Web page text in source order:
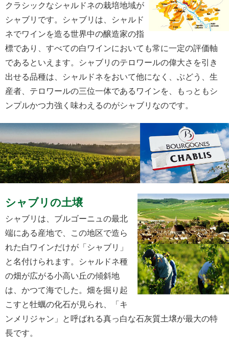
クラシックなシャルドネの栽培地域が
シャブリです。シャブリは、シャルド
ネでワインを造る世界中の醸造家の指
標であり、すべての白ワインにおいても常に一定の評価軸
であるといえます。シャブリのテロワールの偉大さを引き
出せる品種は、シャルドネをおいて他になく、ぶどう、生
産者、テロワールの三位一体であるワインを、もっともシ
ンプルかつ力強く味わえるのがシャブリなのです。
シャブリの土壌
シャブリは、ブルゴーニュの最北
端にある産地で、この地区で造ら
れた白ワインだけが「シャブリ」
と名付けられます。シャルドネ種
の畑が広がる小高い丘の傾斜地
は、かつて海でした。畑を掘り起
こすと牡蠣の化石が見られ、「キ
ンメリジャン」と呼ばれる真っ白な石灰質土壌が最大の特
長です。